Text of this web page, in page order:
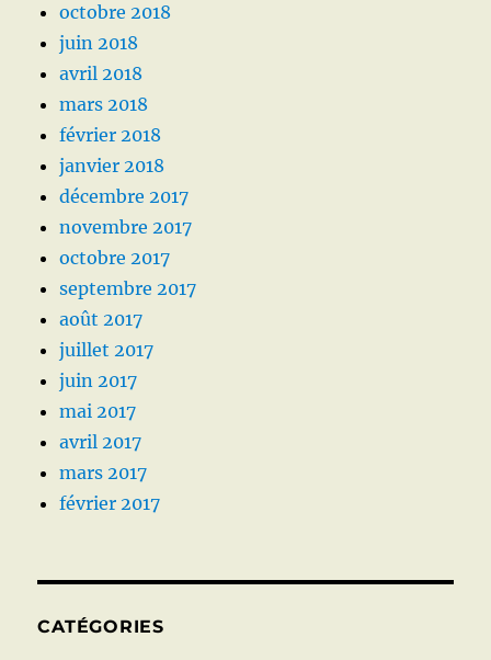
octobre 2018
juin 2018
avril 2018
mars 2018
février 2018
janvier 2018
décembre 2017
novembre 2017
octobre 2017
septembre 2017
août 2017
juillet 2017
juin 2017
mai 2017
avril 2017
mars 2017
février 2017
CATÉGORIES